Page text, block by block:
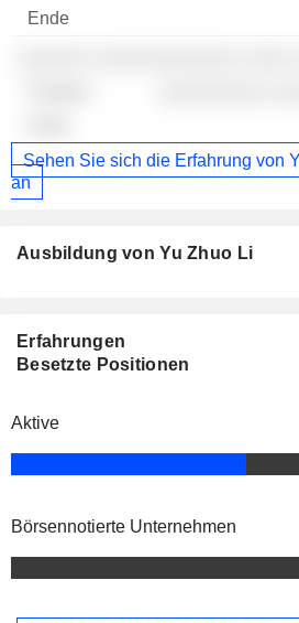
Sehen Sie sich die Erfahrung von
an
Ausbildung von Yu Zhuo Li
Erfahrungen
Besetzte Positionen
Aktive
Börsennotierte Unternehmen